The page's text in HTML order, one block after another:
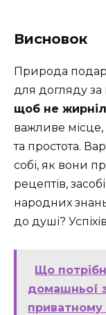
Висновок
Природа
для догляду за
щоб не
важливе місце,
та простота.
собі, як вони
рецептів,
народних
до душі?
Що
домашньої
приватному